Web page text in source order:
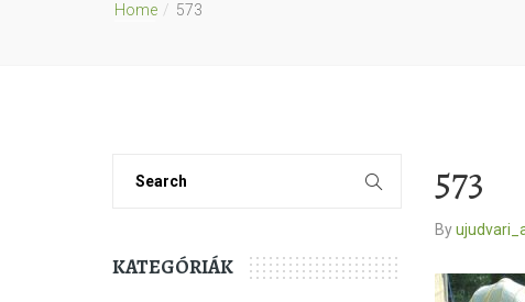
Home 573
KATEGÓRIÁK
573
By